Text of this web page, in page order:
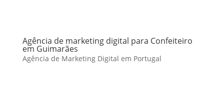
Agência de marketing digital para Confeiteiro
em Guimarães
Agência de Marketing Digital em Portugal